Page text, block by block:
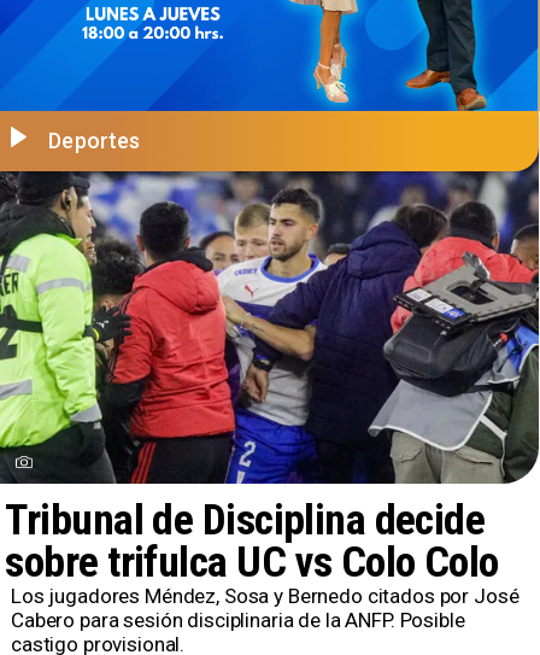
Tribunal de Disciplina decide
sobre trifulca UC vs Colo Colo
Deportes
Los jugadores Méndez, Sosa y Bernedo citados por José
Cabero para sesión disciplinaria de la ANFP. Posible
castigo provisional.